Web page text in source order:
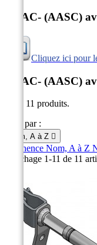
UDAC- (AASC)
Cliquez ici pour
UDAC- (AASC)
Il y a 11 produits.
Trier par :
Nom, A à Z 
Pertinence Nom, A à Z
Affichage 1-11 de 11